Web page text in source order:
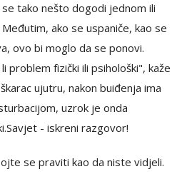
tako nešto dogodi jednom ili
ako se uspaniče, kao se
ovo bi moglo da se ponovi.
problem fizički ili psihološki", kaže
ujutru, nakon buiđenja ima
uzrok je onda
- iskreni razgovor!
se praviti kao da niste vidjeli.